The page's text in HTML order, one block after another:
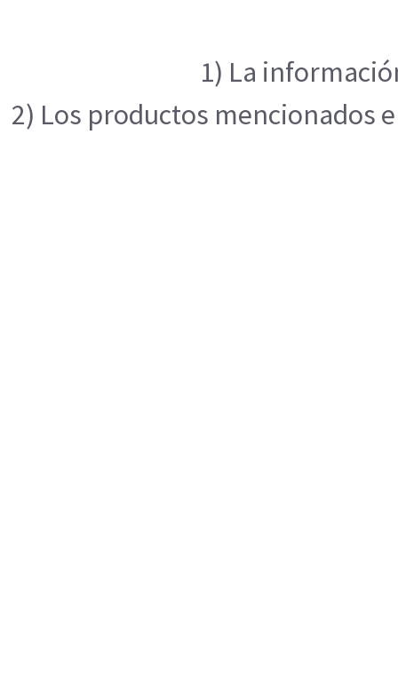
1) La
2) Los productos mencionados